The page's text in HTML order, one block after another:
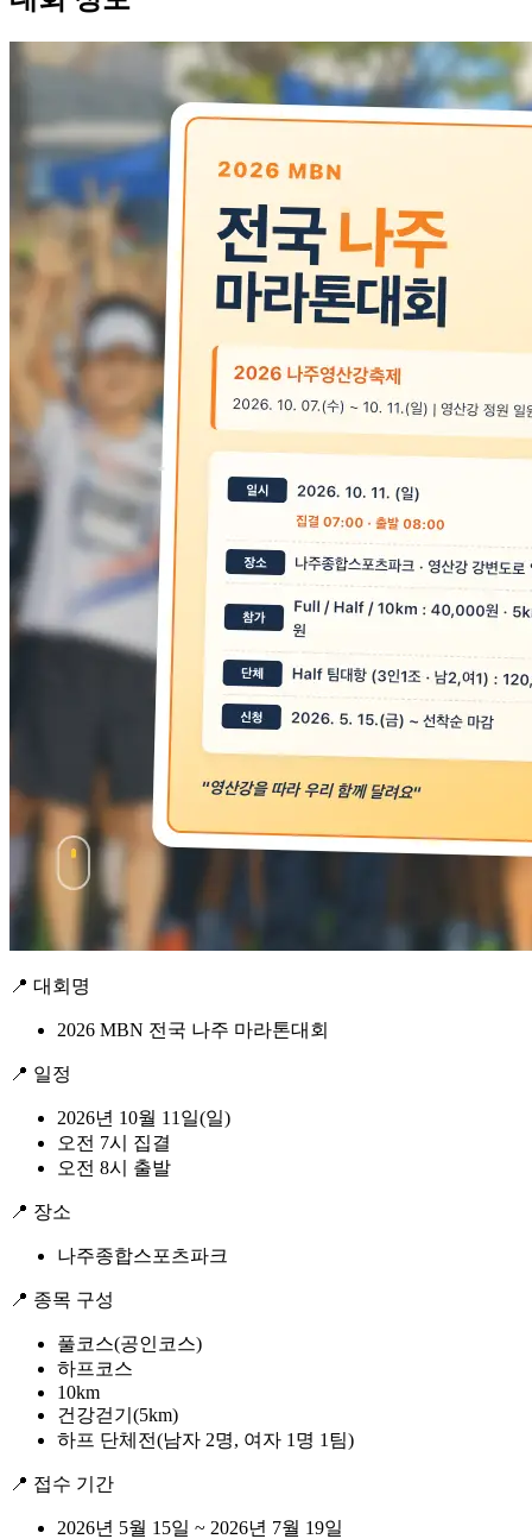
📍 대회명
2026 MBN 전국 나주 마라톤대회
📍 일정
2026년 10월 11일(일)
오전 7시 집결
오전 8시 출발
📍 장소
나주종합스포츠파크
📍 종목 구성
풀코스(공인코스)
하프코스
10km
건강걷기(5km)
하프 단체전(남자 2명, 여자 1명 1팀)
📍 접수 기간
2026년 5월 15일 ~ 2026년 7월 19일